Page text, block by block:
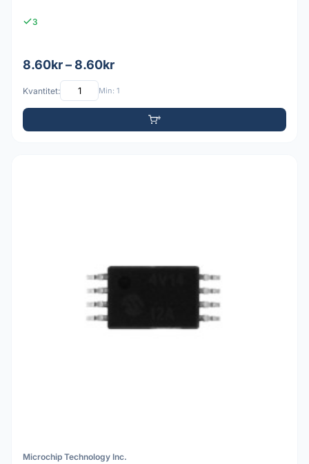
3
8.60kr – 8.60kr
Kvantitet: Min: 1
Microchip Technology Inc.